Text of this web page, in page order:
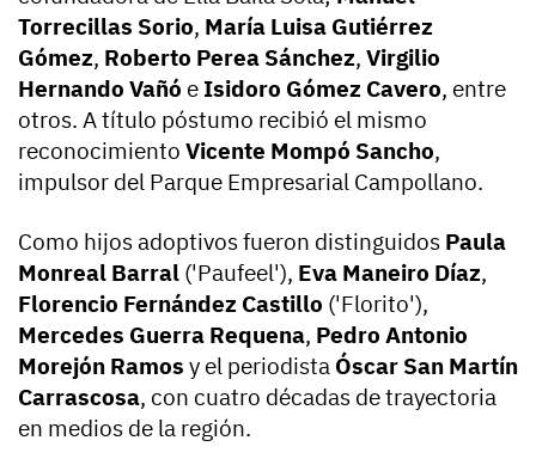
Torrecillas Sorio, María Luisa Gutiérrez
Gómez, Roberto Perea Sánchez, Virgilio
Hernando Vañó e Isidoro Gómez Cavero, entre
otros. A título póstumo recibió el mismo
reconocimiento Vicente Mompó Sancho,
impulsor del Parque Empresarial Campollano.
Como hijos adoptivos fueron distinguidos Paula
Monreal Barral ('Paufeel'), Eva Maneiro Díaz,
Florencio Fernández Castillo ('Florito'),
Mercedes Guerra Requena, Pedro Antonio
Morejón Ramos y el periodista Óscar San Martín
Carrascosa, con cuatro décadas de trayectoria
en medios de la región.